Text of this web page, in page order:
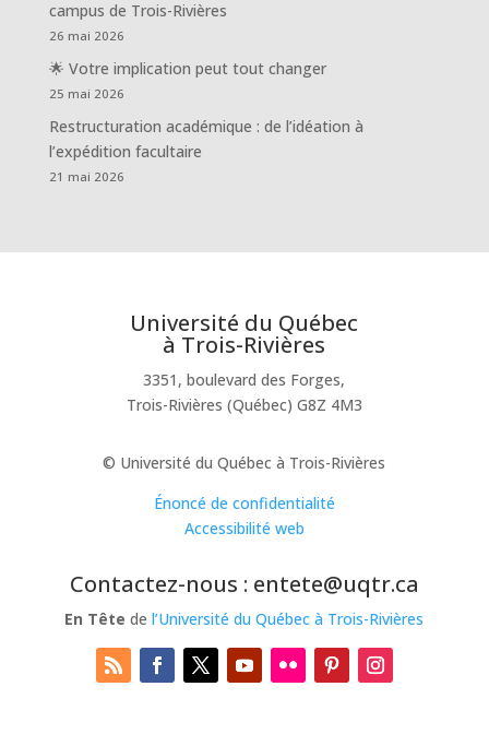
campus de Trois-Rivières
26 mai 2026
🌟 Votre implication peut tout changer
25 mai 2026
Restructuration académique : de l’idéation à
l’expédition facultaire
21 mai 2026
Université du Québec
à Trois-Rivières
3351, boulevard des Forges,
Trois-Rivières (Québec) G8Z 4M3
© Université du Québec à Trois-Rivières
Énoncé de confidentialité
Accessibilité web
Contactez-nous : entete@uqtr.ca
En Tête del’Université du Québec à Trois-Rivières